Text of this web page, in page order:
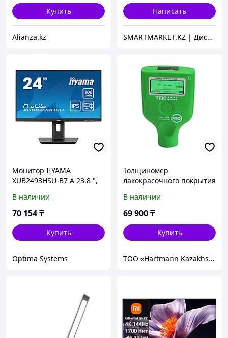
Купить
Alianza.kz
Написать
SMARTMARKET.KZ | Дистрибьютор Медицинского Оборудования
Монитор IIYAMA
XUB2493HSU-B7 A 23.8 ",
(16:9), 100 Гц
В наличии
70 154₸
Купить
Optima Systems
Толщиномер
лакокрасочного покрытия
В наличии
69 900₸
Купить
ТОО «Hartmann Kazakhstan»